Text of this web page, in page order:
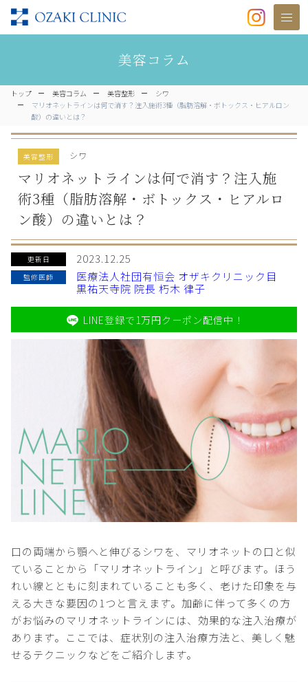
美容クリニックなら美容整形
美容コラム
トップ 美容コラム 美容整形
シワ
マリオネットラインは何で消す？注入施術3種（脂肪溶解・ボトックス・ヒアルロン
酸）の違いとは？
美容整形 シワ
マリオネットラインは何で消す？注入施
術3種（脂肪溶解・ボトックス・ヒアルロ
ン酸）の違いとは？
更新日 2023.12.25
監修医師
医療法人社団有恒会 オザキクリニック目
黒祐天寺院 院長 朽木 律子
LINE登録で1万円クーポン配信中！
口の両端から顎へと伸びるシワを、マリオネットの口と似
ていることから「マリオネットライン」と呼びます。ほう
れい線とともに刻まれていることも多く、老けた印象を与
える大きな要因の1つと言えます。加齢に伴って多くの方
がお悩みのマリオネットラインには、効果的な注入治療が
あります。ここでは、症状別の注入治療方法と、美しく魅
せるテクニックなどをご紹介します。